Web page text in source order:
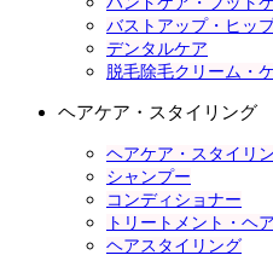
バストアップ・ヒッ
デンタルケア
脱毛除毛クリーム・
ヘアケア・スタイリング
ヘアケア・スタイリ
シャンプー
コンディショナー
トリートメント・ヘ
ヘアスタイリング